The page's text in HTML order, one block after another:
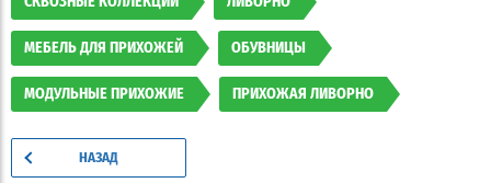
МЕБЕЛЬ ДЛЯ ПРИХОЖЕЙ ОБУВНИЦЫ
МОДУЛЬНЫЕ ПРИХОЖИЕ ПРИХОЖАЯ ЛИВОРНО
НАЗАД